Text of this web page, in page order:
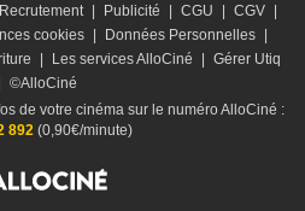
Recrutement Publicité CGU CGV
cookies Données Personnelles
Les services AlloCiné
Gérer Utiq
©AlloCiné
de votre cinéma sur le numéro AlloCiné :
892(0,90€/minute)